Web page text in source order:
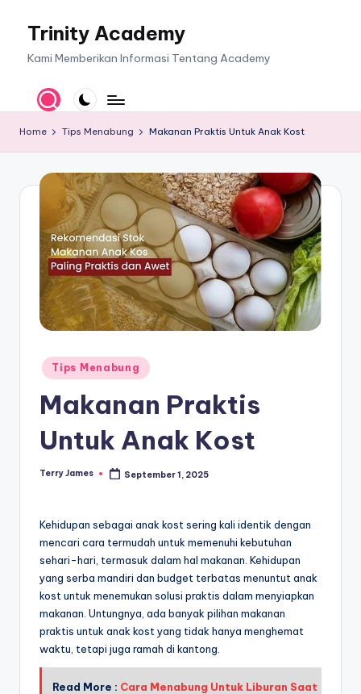
Trinity Academy
Kami Memberikan Informasi Tentang Academy
Home Tips Menabung Makanan Praktis Untuk Anak Kost
Posted
in
Tips Menabung
Makanan Praktis
Untuk Anak Kost
Posted
Terry James September 1, 2025
Kehidupan sebagai anak kost sering kali identik dengan
mencari cara termudah untuk memenuhi kebutuhan
sehari-hari, termasuk dalam hal makanan. Kehidupan
yang serba mandiri dan budget terbatas menuntut anak
kost untuk menemukan solusi praktis dalam menyiapkan
makanan. Untungnya, ada banyak pilihan makanan
praktis untuk anak kost yang tidak hanya menghemat
waktu, tetapi juga ramah di kantong.
Read More : Cara Menabung Untuk Liburan Saat